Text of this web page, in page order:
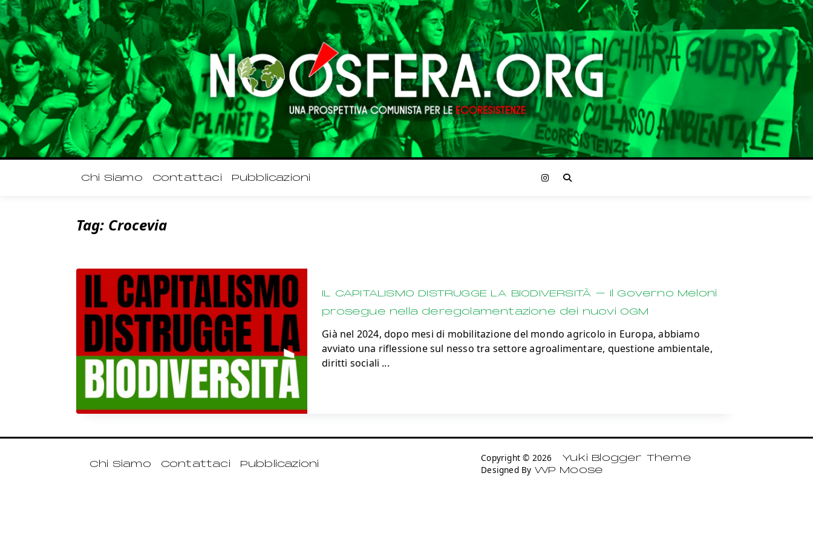
Chi Siamo Contattaci Pubblicazioni
Tag: Crocevia
IL CAPITALISMO DISTRUGGE LA BIODIVERSITÀ – Il Governo Meloni
prosegue nella deregolamentazione dei nuovi OGM
Già nel 2024, dopo mesi di mobilitazione del mondo agricolo in Europa, abbiamo
avviato una riflessione sul nesso tra settore agroalimentare, questione ambientale,
diritti sociali ...
Chi Siamo Contattaci Pubblicazioni Copyright © 2026 Yuki Blogger Theme
Designed By WP Moose